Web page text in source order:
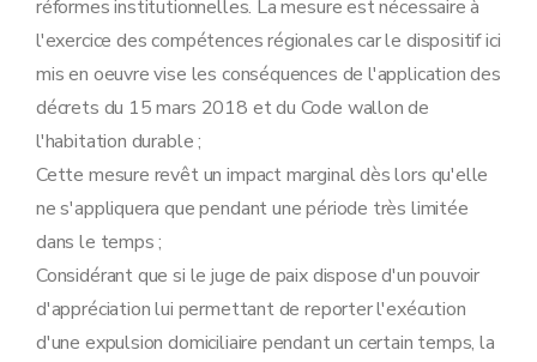
réformes institutionnelles. La mesure est nécessaire à
l'exercice des compétences régionales car le dispositif ici
mis en oeuvre vise les conséquences de l'application des
décrets du 15 mars 2018 et du Code wallon de
l'habitation durable ;
Cette mesure revêt un impact marginal dès lors qu'elle
ne s'appliquera que pendant une période très limitée
dans le temps ;
Considérant que si le juge de paix dispose d'un pouvoir
d'appréciation lui permettant de reporter l'exécution
d'une expulsion domiciliaire pendant un certain temps, la